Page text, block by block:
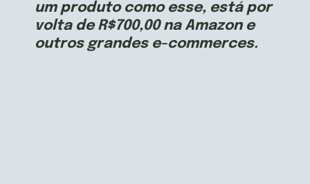
um produto como esse, está por
volta de R$700,00 na Amazon e
outros grandes e-commerces.